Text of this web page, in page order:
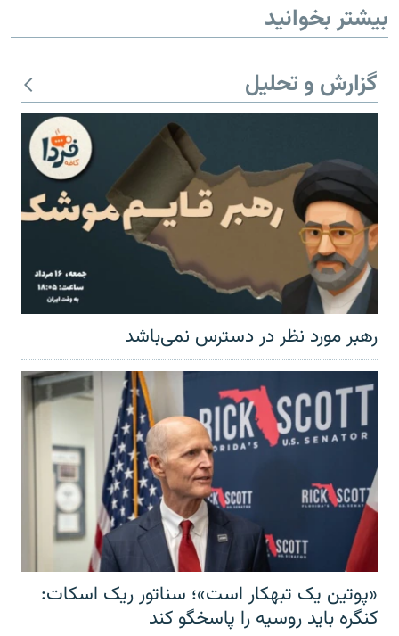
بیشتر بخوانید
گزارش و تحلیل
رهبر مورد نظر در دسترس نمی‌باشد
«پوتین یک تبهکار است»؛ سناتور ریک اسکات:
کنگره باید روسیه را پاسخگو کند